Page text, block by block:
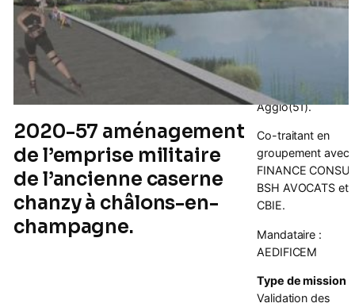
2020-57 aménagement
de l’emprise militaire
de l’ancienne caserne
chanzy à châlons-en-
champagne.
(Marne 51, Région
Champagne
Agglo(51).
Co-traitant en
groupement avec
FINANCE
BSH AVOCATS et
CBIE.
Mandataire :
AEDIFICEM
Type de mission
Validation des